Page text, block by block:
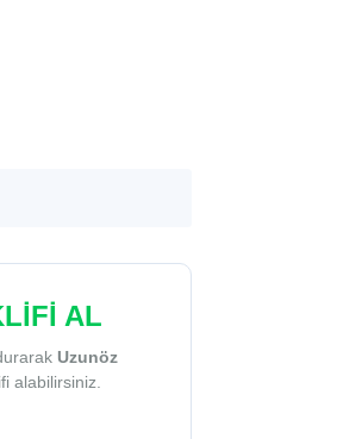
AL
Uzunöz
alabilirsiniz.